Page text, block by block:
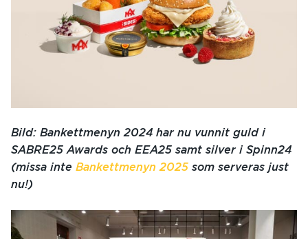
Bild: Bankettmenyn 2024 har nu vunnit guld i
SABRE25 Awards och EEA25 samt silver i Spinn24
(missa inte Bankettmenyn 2025 som serveras just
nu!)